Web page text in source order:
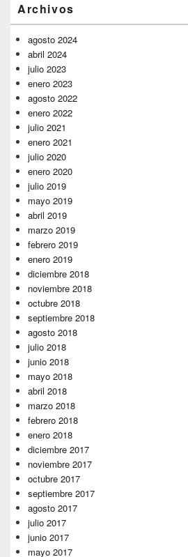
lateral
primaria
Archivos
agosto 2024
abril 2024
julio 2023
enero 2023
agosto 2022
enero 2022
julio 2021
enero 2021
julio 2020
enero 2020
julio 2019
mayo 2019
abril 2019
marzo 2019
febrero 2019
enero 2019
diciembre 2018
noviembre 2018
octubre 2018
septiembre 2018
agosto 2018
julio 2018
junio 2018
mayo 2018
abril 2018
marzo 2018
febrero 2018
enero 2018
diciembre 2017
noviembre 2017
octubre 2017
septiembre 2017
agosto 2017
julio 2017
junio 2017
mayo 2017